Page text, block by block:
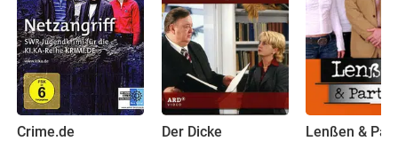
Crime.de Der Dicke Lenßen &